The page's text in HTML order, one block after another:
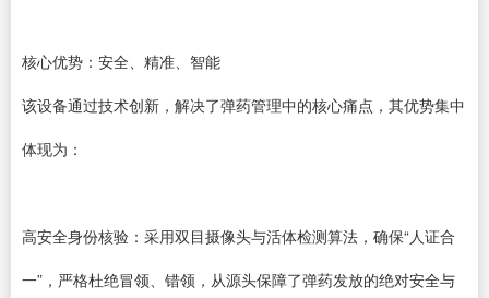
核心优势：安全、精准、智能
该设备通过技术创新，解决了弹药管理中的核心痛点，其优势集中
体现为：
高安全身份核验：采用双目摄像头与活体检测算法，确保“人证合
一”，严格杜绝冒领、错领，从源头保障了弹药发放的绝对安全与